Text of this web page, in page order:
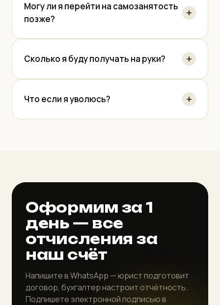
Могу ли я перейти на самозанятость
позже?
Сколько я буду получать на руки?
Что если я уволюсь?
Оформим за 1
день — все
отчисления за
наш счёт
Напишите в WhatsApp — юрист подготовит
договор, бухгалтер настроит отчётность.
Подпишете электронной подписью в